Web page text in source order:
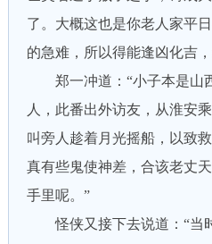
了。大概这也是你老人家平
的急难，所以得能逢凶化吉
郑一冲道：“小子本是山
人，此番出外访友，从淮安
叫旁人趁着月光摇船，以致
真有些鬼使神差，合该老丈
手里呢。”
怪侠又接下去说道：“当